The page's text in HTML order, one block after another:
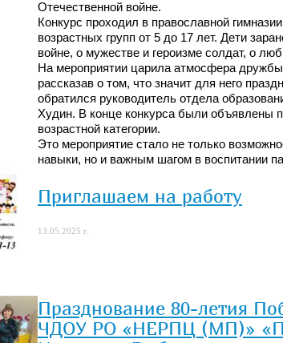
Отечественной войне.
Конкурс проходил в православной
возрастных групп от 5 до 17 лет. Дети
войне, о мужестве и героизме солдат, о
На мероприятии царила атмосфера
рассказав о том, что значит для него
обратился руководитель отдела
Худин. В конце конкурса были объявлены
возрастной категории.
Это мероприятие стало не только
навыки, но и важным шагом в воспитании
Приглашаем на работу
13.05.2025 г.
Празднование 80-летия
ЧДОУ РО «НЕРПЦ (МП)»